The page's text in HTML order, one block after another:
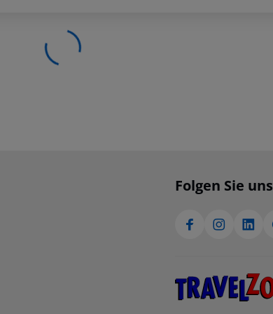
Folgen Sie uns